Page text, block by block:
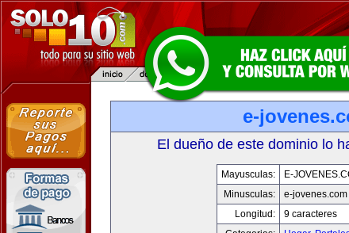
e-
El dueño de este dominio lo
Mayusculas:
E-
Minusculas:
e-jovenes.com
Longitud:
9 caracteres